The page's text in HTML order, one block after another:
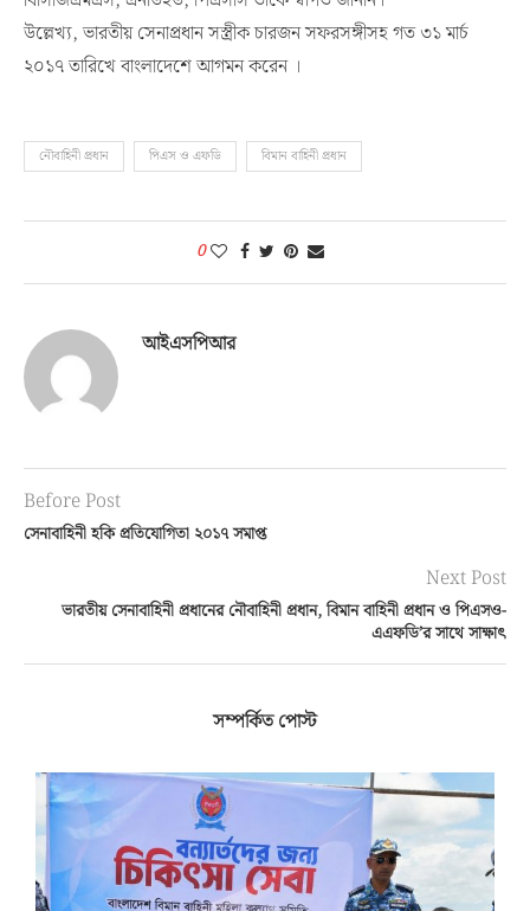
উল্লেখ্য, ভারতীয় সেনাপ্রধান সস্ত্রীক চারজন সফরসঙ্গীসহ গত ৩১ মার্চ
২০১৭ তারিখে বাংলাদেশে আগমন করেন ।
নৌবাহিনী প্রধান পিএস ও এফডি বিমান বাহিনী প্রধান
0
আইএসপিআর
Before Post
সেনাবাহিনী হকি প্রতিযোগিতা ২০১৭ সমাপ্ত
Next Post
ভারতীয় সেনাবাহিনী প্রধানের নৌবাহিনী প্রধান, বিমান বাহিনী প্রধান ও পিএসও-
এএফডি’র সাথে সাক্ষাৎ
সম্পর্কিত পোস্ট